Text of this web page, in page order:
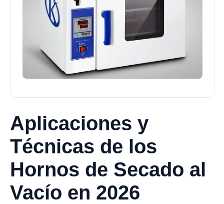
Aplicaciones y
Técnicas de los
Hornos de Secado al
Vacío en 2026